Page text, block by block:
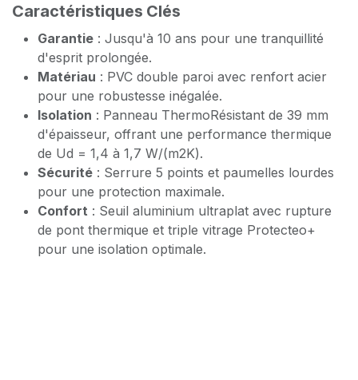
Caractéristiques Clés
Garantie : Jusqu'à 10 ans pour une tranquillité
d'esprit prolongée.
Matériau : PVC double paroi avec renfort acier
pour une robustesse inégalée.
Isolation : Panneau ThermoRésistant de 39 mm
d'épaisseur, offrant une performance thermique
de Ud = 1,4 à 1,7 W/(m2K).
Sécurité : Serrure 5 points et paumelles lourdes
pour une protection maximale.
Confort : Seuil aluminium ultraplat avec rupture
de pont thermique et triple vitrage Protecteo+
pour une isolation optimale.